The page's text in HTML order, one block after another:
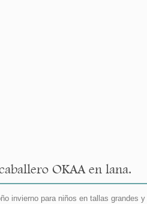
OKAA en lana.
invierno para niños en tallas grandes